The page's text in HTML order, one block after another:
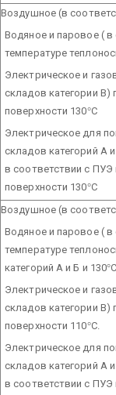
Воздушное (в
Водяное и паровое ( в
температуре
Электрическое и
складов категории В)
поверхности 130°С
Электрическое для
складов категорий А
в соответствии с ПУЭ
поверхности 130°С
Воздушное (в
Водяное и паровое ( в
температуре
категорий А и Б и 130°
Электрическое и
складов категории В)
поверхности 110°С.
Электрическое для
складов категорий А
в соответствии с ПУЭ